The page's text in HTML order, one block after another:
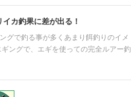
カ釣果に差が出る！
グで釣る事が多くあまり餌釣りのイメ
ングで、エギを使っての完全ルアー釣